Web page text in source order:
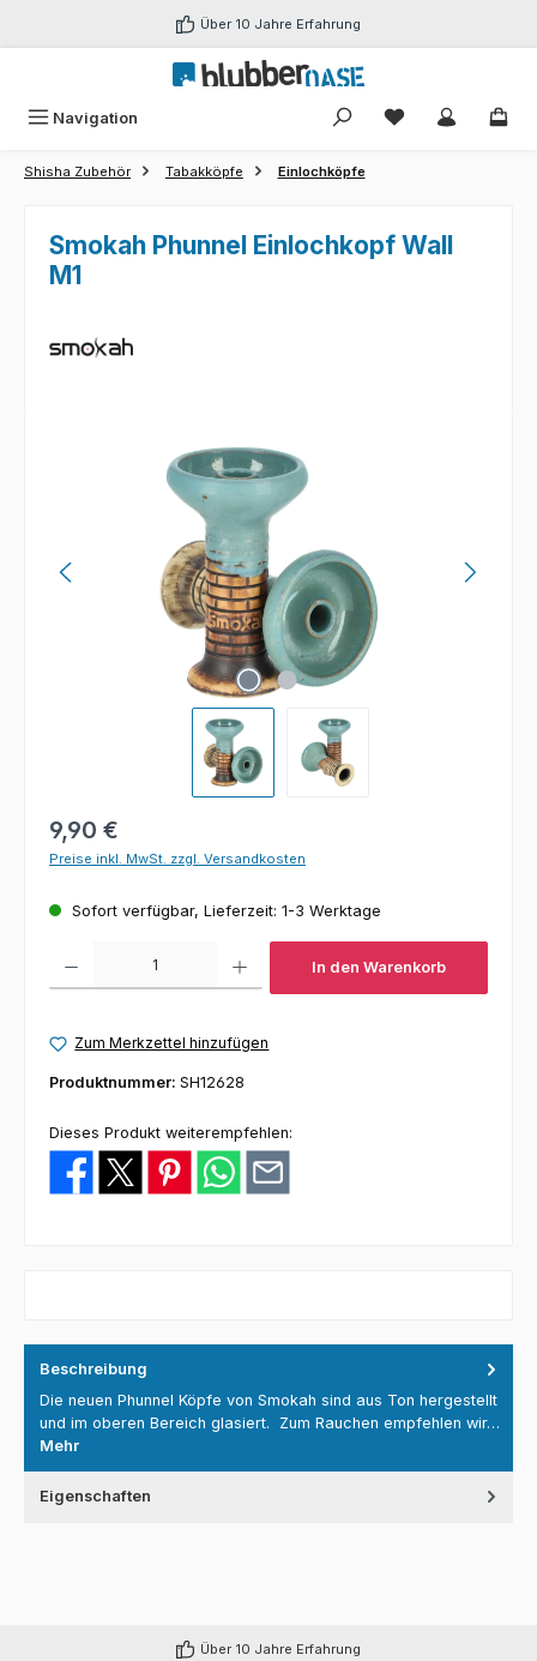
Zum Hauptinhalt springen Über 10 Jahre Erfahrung
Navigation Du hast 0
Shisha Zubehör Tabakköpfe Einlochköpfe
Smokah Phunnel Einlochkopf Wall
M1
Bildergalerie überspringen
Regulärer Preis:
9,90 €
Preise inkl. MwSt. zzgl. Versandkosten
Sofort verfügbar, Lieferzeit: 1-3 Werktage
In den Warenkorb
Zum Merkzettel hinzufügen
Produktnummer: SH12628
Dieses Produkt weiterempfehlen:
Beschreibung
Die neuen Phunnel Köpfe von Smokah sind aus Ton hergestellt
und im oberen Bereich glasiert. Zum Rauchen empfehlen wir…
Mehr
Eigenschaften
Über 10 Jahre Erfahrung